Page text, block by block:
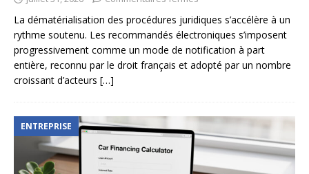
La dématérialisation des procédures juridiques s’accélère à un
rythme soutenu. Les recommandés électroniques s’imposent
progressivement comme un mode de notification à part
entière, reconnu par le droit français et adopté par un nombre
croissant d’acteurs […]
ENTREPRISE